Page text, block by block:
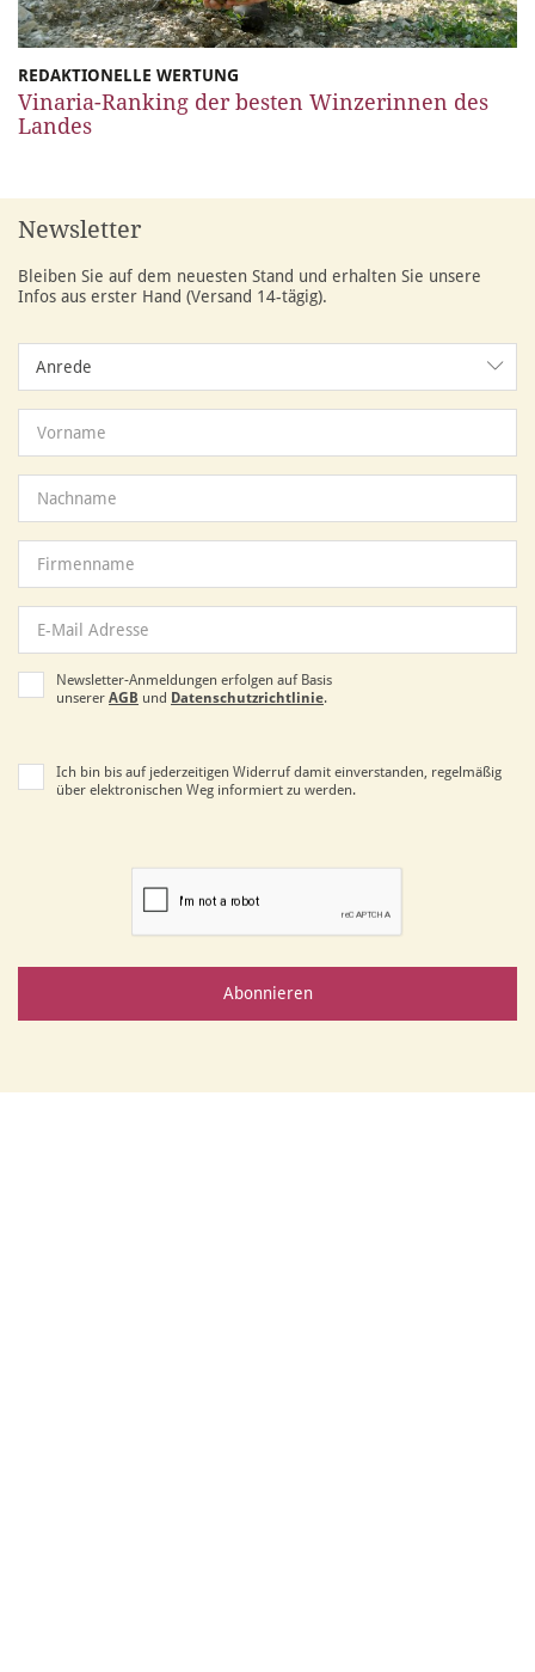
REDAKTIONELLE WERTUNG
Vinaria-Ranking der besten Winzerinnen des
Landes
Newsletter
Bleiben Sie auf dem neuesten Stand und erhalten Sie unsere
Infos aus erster Hand (Versand 14-tägig).
Anrede
Newsletter-Anmeldungen erfolgen auf Basis
unserer AGB und Datenschutzrichtlinie.
Ich bin bis auf jederzeitigen Widerruf damit einverstanden, regelmäßig
über elektronischen Weg informiert zu werden.
Abonnieren